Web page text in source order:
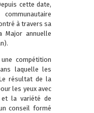
cette date,
à travers sa
Major annuelle
compétition
laquelle les
résultat de la
les yeux avec
la variété de
conseil formé